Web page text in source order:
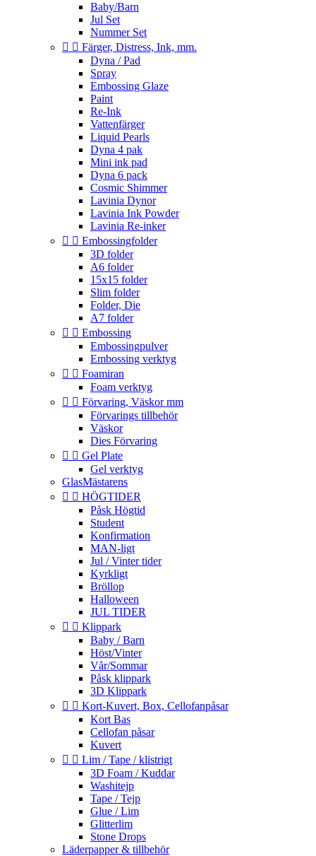
Baby/Barn
Jul Set
Nummer Set
  Färger, Distress, Ink, mm.
Dyna / Pad
Spray
Embossing Glaze
Paint
Re-Ink
Vattenfärger
Liquid Pearls
Dyna 4 pak
Mini ink pad
Dyna 6 pack
Cosmic Shimmer
Lavinia Dynor
Lavinia Ink Powder
Lavinia Re-inker
  Embossingfolder
3D folder
A6 folder
15x15 folder
Slim folder
Folder, Die
A7 folder
  Embossing
Embossingpulver
Embossing verktyg
  Foamiran
Foam verktyg
  Förvaring, Väskor mm
Förvarings tillbehör
Väskor
Dies Förvaring
  Gel Plate
Gel verktyg
GlasMästarens
  HÖGTIDER
Påsk Högtid
Student
Konfirmation
MAN-ligt
Jul / Vinter tider
Kyrkligt
Bröllop
Halloween
JUL TIDER
  Klippark
Baby / Barn
Höst/Vinter
Vår/Sommar
Påsk klippark
3D Klippark
  Kort-Kuvert, Box, Cellofanpåsar
Kort Bas
Cellofan påsar
Kuvert
  Lim / Tape / klistrigt
3D Foam / Kuddar
Washitejp
Tape / Tejp
Glue / Lim
Glitterlim
Stone Drops
Läderpapper & tillbehör